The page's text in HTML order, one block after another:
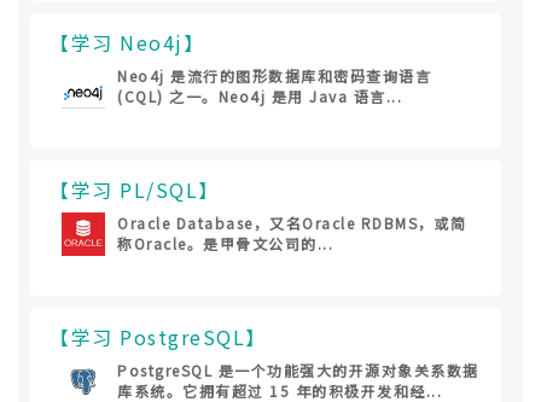
【学习 Neo4j】
Neo4j 是流行的图形数据库和密码查询语言
(CQL) 之一。Neo4j 是用 Java 语言...
【学习 PL/SQL】
Oracle Database，又名Oracle RDBMS，或简
称Oracle。是甲骨文公司的...
【学习 PostgreSQL】
PostgreSQL 是一个功能强大的开源对象关系数据
库系统。它拥有超过 15 年的积极开发和经...